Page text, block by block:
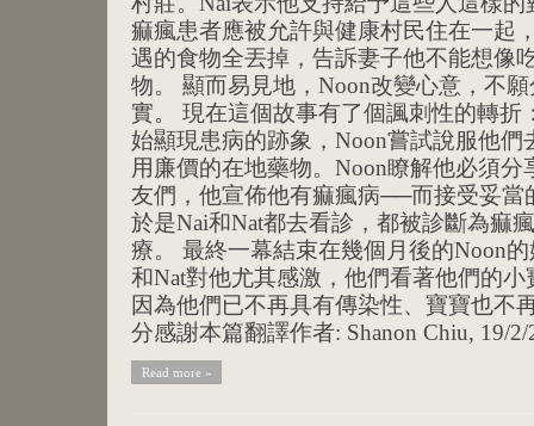
痲瘋患者應被允許與健康村民住在一起
遇的食物全丟掉，告訴妻子他不能想像
物。 顯而易見地，Noon改變心意，不
實。 現在這個故事有了個諷刺性的轉折
始顯現患病的跡象，Noon嘗試說服他們
用廉價的在地藥物。Noon瞭解他必須
友們，他宣佈他有痲瘋病──而接受妥當
於是Nai和Nat都去看診，都被診斷為痲
療。 最終一幕結束在幾個月後的Noon
和Nat對他尤其感激，他們看著他們的
因為他們已不再具有傳染性、寶寶也不
分感謝本篇翻譯作者: Shanon Chiu, 19/2/
Read more »